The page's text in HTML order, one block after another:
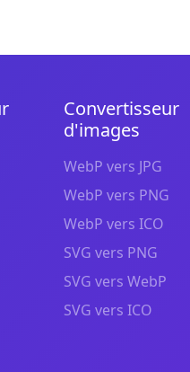
Convertisseur
d'images
WebP vers JPG
WebP vers PNG
WebP vers ICO
SVG vers PNG
SVG vers WebP
SVG vers ICO